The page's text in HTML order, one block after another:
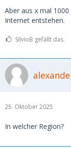
Aber aus x mal
Internet entstehen.
SilvioB gefällt das.
25. Oktober 2025
In welcher Region?